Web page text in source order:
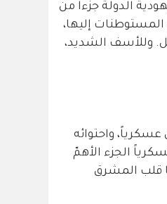
الدولة جزءاً من
إليها،
وللأسف الشديد،
واحتوائه
الجزء الأهمّ
قلب المشرق